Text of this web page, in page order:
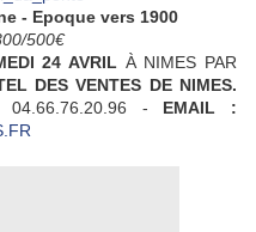
- Epoque vers 1900
500€
24 AVRIL À NIMES PAR
DES VENTES DE NIMES.
04.66.76.20.96 - EMAIL :